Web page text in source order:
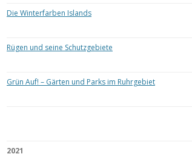
Die Winterfarben Islands
Rügen und seine Schutzgebiete
Grün Auf! – Gärten und Parks im Ruhrgebiet
2021